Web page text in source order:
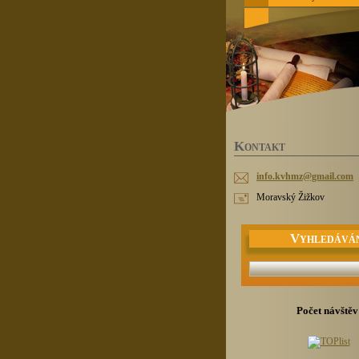
KONTAKT
info.kvhmz@gmail.com
Moravský Žižkov
V
Počet